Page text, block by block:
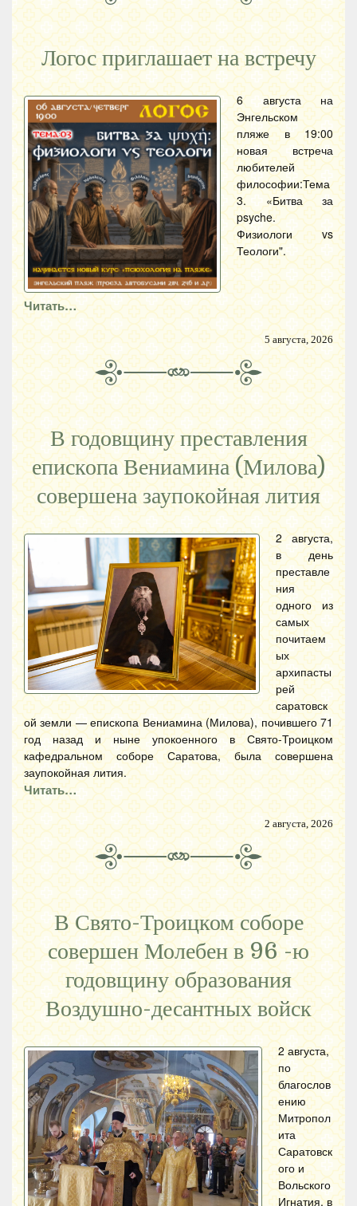
Логос приглашает на встречу
6 августа на
Энгельском
пляже в 19:00
новая встреча
любителей
философии:Тема
3. «Битва за
psyche.
Физиологи vs
Теологи".
Читать…
5 августа, 2026
В годовщину преставления
епископа Вениамина (Милова)
совершена заупокойная лития
2 августа,
в день
преставле
ния
одного из
самых
почитаем
ых
архипасты
рей
саратовск
ой земли — епископа Вениамина (Милова), почившего 71
год назад и ныне упокоенного в Свято-Троицком
кафедральном соборе Саратова, была совершена
заупокойная лития.
Читать…
2 августа, 2026
В Свято-Троицком соборе
совершен Молебен в 96 -ю
годовщину образования
Воздушно-десантных войск
2 августа,
по
благослов
ению
Митропол
ита
Саратовск
ого и
Вольского
Игнатия, в